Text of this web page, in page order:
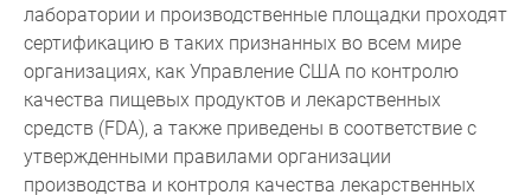
лаборатории и производственные площадки проходят
сертификацию в таких признанных во всем мире
организациях, как Управление США по контролю
качества пищевых продуктов и лекарственных
средств (FDA), а также приведены в соответствие с
утвержденными правилами организации
производства и контроля качества лекарственных